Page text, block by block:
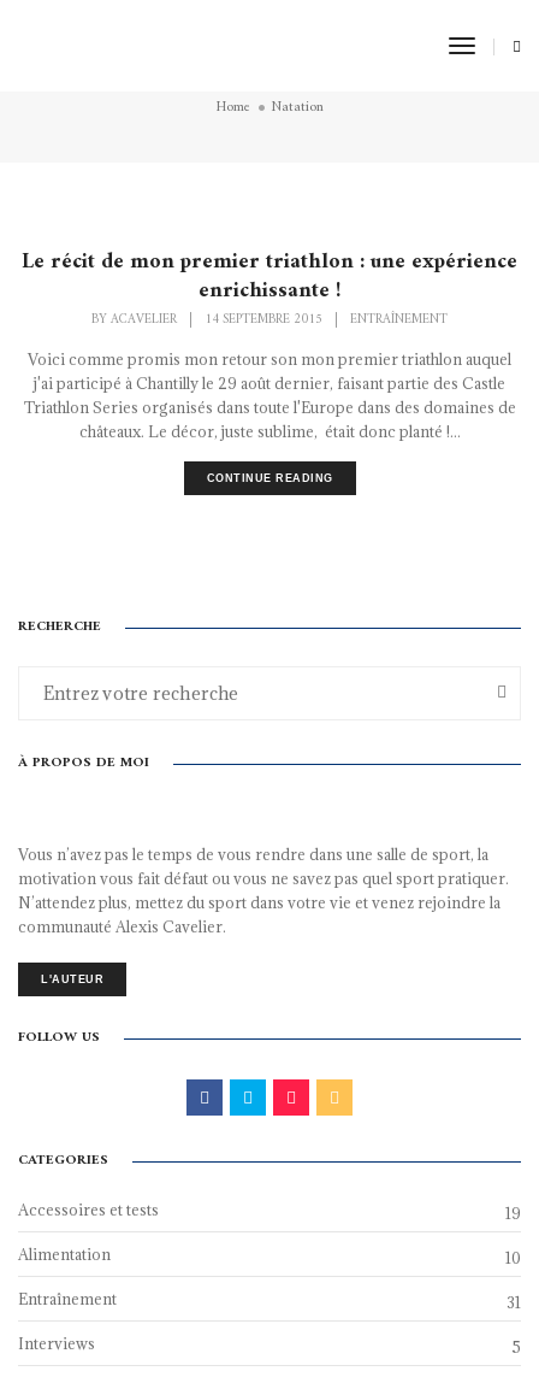
Toggle
Home Natation
Le récit de mon premier triathlon : une expérience
enrichissante !
BYACAVELIER | 14 SEPTEMBRE 2015 | ENTRAÎNEMENT
Voici comme promis mon retour son mon premier triathlon auquel
j'ai participé à Chantilly le 29 août dernier, faisant partie des Castle
Triathlon Series organisés dans toute l'Europe dans des domaines de
châteaux. Le décor, juste sublime, était donc planté !...
CONTINUE READING
RECHERCHE
À PROPOS DE MOI
Vous n’avez pas le temps de vous rendre dans une salle de sport, la
motivation vous fait défaut ou vous ne savez pas quel sport pratiquer.
N’attendez plus, mettez du sport dans votre vie et venez rejoindre la
communauté Alexis Cavelier.
L'AUTEUR
FOLLOW US
CATEGORIES
Accessoires et tests 19
Alimentation 10
Entraînement 31
Interviews 5